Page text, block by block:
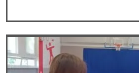
Nowe mundury i specjalistyczne